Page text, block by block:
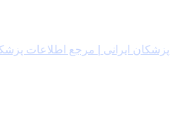
پزشکان ایرانی | مرجع اطلاعات